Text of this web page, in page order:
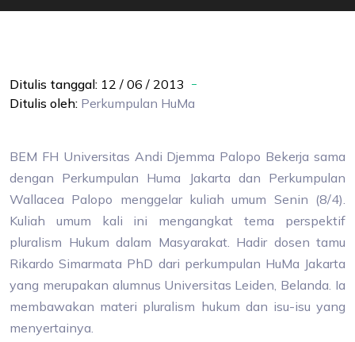
Ditulis tanggal: 12 / 06 / 2013
Ditulis oleh: Perkumpulan HuMa
BEM FH Universitas Andi Djemma Palopo Bekerja sama
dengan Perkumpulan Huma Jakarta dan Perkumpulan
Wallacea Palopo menggelar kuliah umum Senin (8/4).
Kuliah umum kali ini mengangkat tema perspektif
pluralism Hukum dalam Masyarakat. Hadir dosen tamu
Rikardo Simarmata PhD dari perkumpulan HuMa Jakarta
yang merupakan alumnus Universitas Leiden, Belanda. Ia
membawakan materi pluralism hukum dan isu-isu yang
menyertainya.